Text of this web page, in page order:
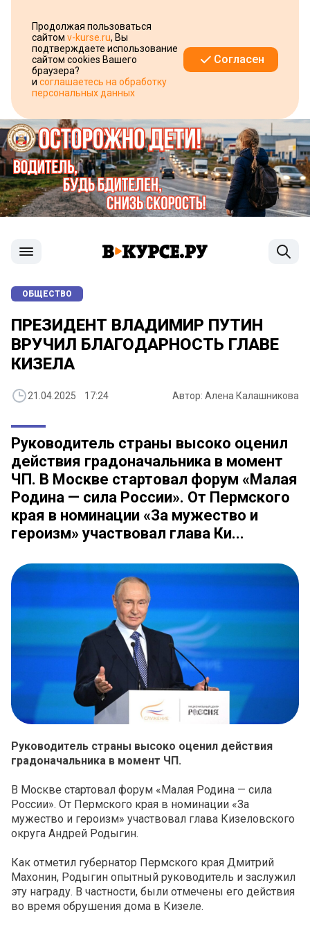
Продолжая пользоваться
сайтом v-kurse.ru, Вы
подтверждаете использование
сайтом cookies Вашего
браузера?
и соглашаетесь на обработку
персональных данных
Согласен
ОБЩЕСТВО
ПРЕЗИДЕНТ ВЛАДИМИР ПУТИН
ВРУЧИЛ БЛАГОДАРНОСТЬ ГЛАВЕ
КИЗЕЛА
21.04.2025 17:24 Автор: Алена Калашникова
Руководитель страны высоко оценил
действия градоначальника в момент
ЧП. В Москве стартовал форум «Малая
Родина — сила России». От Пермского
края в номинации «За мужество и
героизм» участвовал глава Ки...
Руководитель страны высоко оценил действия
градоначальника в момент ЧП.
В Москве стартовал форум «Малая Родина — сила
России». От Пермского края в номинации «За
мужество и героизм» участвовал глава Кизеловского
округа Андрей Родыгин.
Как отметил губернатор Пермского края Дмитрий
Махонин, Родыгин опытный руководитель и заслужил
эту награду. В частности, были отмечены его действия
во время обрушения дома в Кизеле.